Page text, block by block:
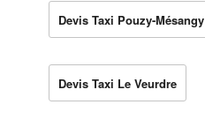
Devis Taxi Pouzy-Mésangy
Devis Taxi Le Veurdre